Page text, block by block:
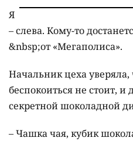
Я
– слева. Кому-то
&nbsp;от «Мегаполиса».
Начальник цеха
беспокоиться не стоит,
секретной шоколадной
– Чашка чая, кубик